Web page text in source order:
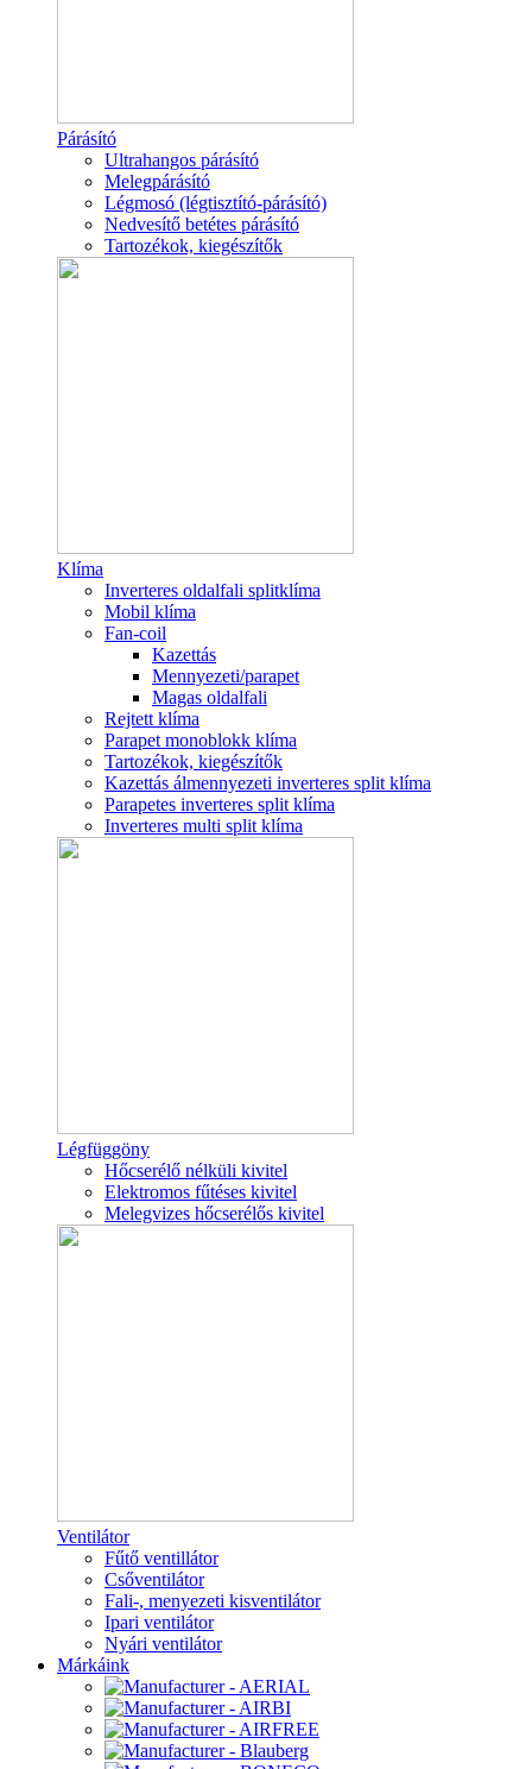
Párásító
Ultrahangos párásító
Melegpárásító
Légmosó (légtisztító-párásító)
Nedvesítő betétes párásító
Tartozékok, kiegészítők
Klíma
Inverteres oldalfali splitklíma
Mobil klíma
Fan-coil
Kazettás
Mennyezeti/parapet
Magas oldalfali
Rejtett klíma
Parapet monoblokk klíma
Tartozékok, kiegészítők
Kazettás álmennyezeti inverteres split klíma
Parapetes inverteres split klíma
Inverteres multi split klíma
Légfüggöny
Hőcserélő nélküli kivitel
Elektromos fűtéses kivitel
Melegvizes hőcserélős kivitel
Ventilátor
Fűtő ventillátor
Csőventilátor
Fali-, menyezeti kisventilátor
Ipari ventilátor
Nyári ventilátor
Márkáink